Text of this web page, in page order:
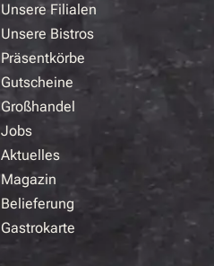
Unsere Filialen
Unsere Bistros
Präsentkörbe
Gutscheine
Großhandel
Jobs
Aktuelles
Magazin
Belieferung
Gastrokarte